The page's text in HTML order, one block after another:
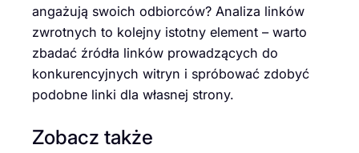
angażują swoich odbiorców? Analiza linków
zwrotnych to kolejny istotny element – warto
zbadać źródła linków prowadzących do
konkurencyjnych witryn i spróbować zdobyć
podobne linki dla własnej strony.
Zobacz także